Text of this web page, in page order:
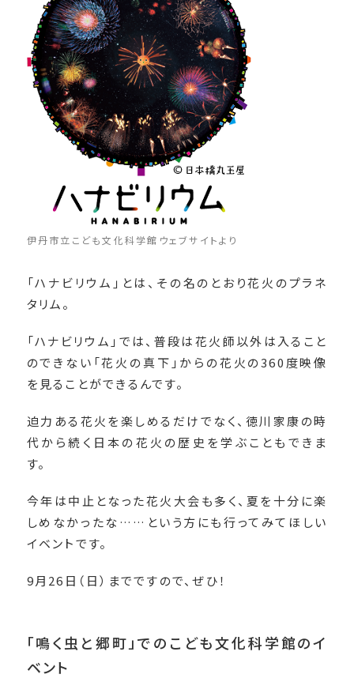
伊丹市立こども文化科学館ウェブサイトより
「ハナビリウム」とは、その名のとおり花火のプラネ
タリム。
「ハナビリウム」では、普段は花火師以外は入ること
のできない「花火の真下」からの花火の360度映像
を見ることができるんです。
迫力ある花火を楽しめるだけでなく、徳川家康の時
代から続く日本の花火の歴史を学ぶこともできま
す。
今年は中止となった花火大会も多く、夏を十分に楽
しめなかったな……という方にも行ってみてほしい
イベントです。
9月26日（日）までですので、ぜひ！
「鳴く虫と郷町」でのこども文化科学館のイ
ベント